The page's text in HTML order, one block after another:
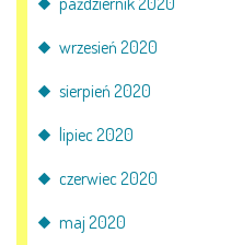
wrzesień 2020
sierpień 2020
lipiec 2020
czerwiec 2020
maj 2020